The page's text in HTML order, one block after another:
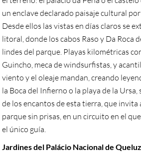
un enclave declarado paisaje cultural por
Desde ellos las vistas en días claros se
litoral, donde los cabos Raso y Da Roca
lindes del parque. Playas kilométricas
Guincho, meca de windsurfistas, y
viento y el oleaje mandan, creando
la Boca del Infierno o la playa de la Ursa,
de los encantos de esta tierra, que invita
parque sin prisas, en un circuito en el
el único guía.
Jardines del Palácio Nacional de